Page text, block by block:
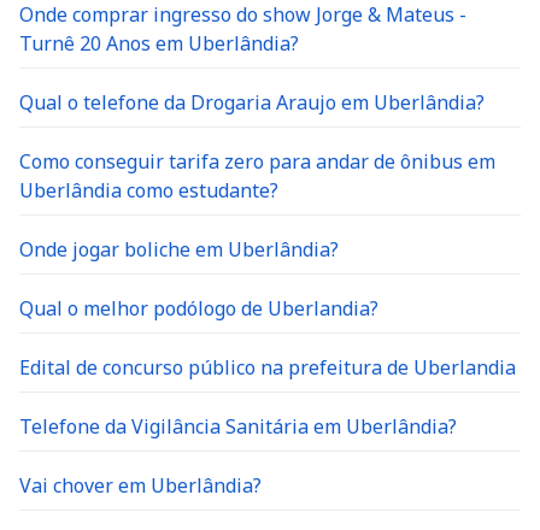
Onde comprar ingresso do show Jorge & Mateus -
Turnê 20 Anos em Uberlândia?
Qual o telefone da Drogaria Araujo em Uberlândia?
Como conseguir tarifa zero para andar de ônibus em
Uberlândia como estudante?
Onde jogar boliche em Uberlândia?
Qual o melhor podólogo de Uberlandia?
Edital de concurso público na prefeitura de Uberlandia
Telefone da Vigilância Sanitária em Uberlândia?
Vai chover em Uberlândia?